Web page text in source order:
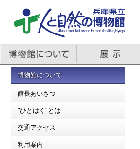
博物館について
館長あいさつ
"ひとはく"とは
交通アクセス
利用案内